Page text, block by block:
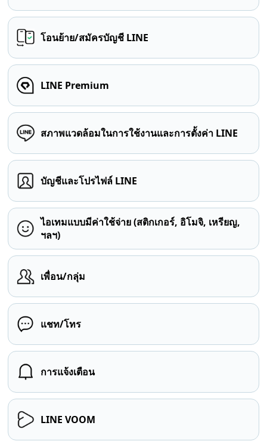
โอนย้าย/สมัครบัญชี LINE
LINE Premium
สภาพแวดล้อมในการใช้งานและการตั้งค่า LINE
บัญชีและโปรไฟล์ LINE
ไอเทมแบบมีค่าใช้จ่าย (สติกเกอร์, อิโมจิ, เหรียญ,
ฯลฯ)
เพื่อน/กลุ่ม
แชท/โทร
การแจ้งเตือน
LINE VOOM